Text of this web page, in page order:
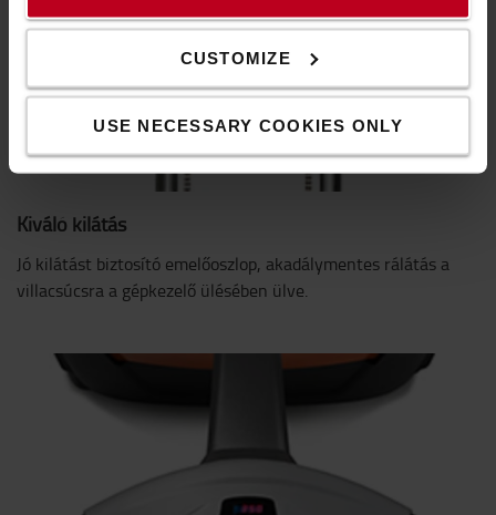
CUSTOMIZE
USE NECESSARY COOKIES ONLY
Kiváló kilátás
Jó kilátást biztosító emelőoszlop, akadálymentes rálátás a
villacsúcsra a gépkezelő ülésében ülve.